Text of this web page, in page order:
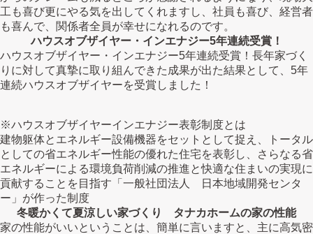
工も喜び更にやる気を出してくれますし、社員も喜び、経営者
も喜んで、関係者全員が幸せになれるのです。
ハウスオブザイヤー・インエナジー5年連続受賞！
ハウスオブザイヤー・インエナジー5年連続受賞！長年家づく
りに対して真摯に取り組んできた成果が出た結果として、5年
連続ハウスオブザイヤーを受賞しました！
※ハウスオブザイヤーインエナジー表彰制度とは
建物躯体とエネルギー設備機器をセットとして捉え、トータル
としての省エネルギー性能の優れた住宅を表彰し、さらなる省
エネルギーによる環境負荷削減の推進と快適な住まいの実現に
貢献することを目指す「一般社団法人 日本地域開発センタ
ー」が作った制度
冬暖かくて夏涼しい家づくり タナカホームの家の性能
家の性能がいいということは、簡単に言いますと、主に高気密